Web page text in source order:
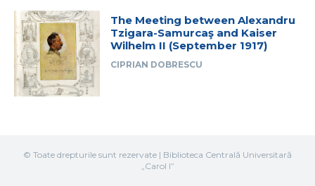
The Meeting between Alexandru
Tzigara-Samurcaş and Kaiser
Wilhelm II (September 1917)
CIPRIAN DOBRESCU
© Toate drepturile sunt rezervate | Biblioteca Centrală Universitară
„Carol I”